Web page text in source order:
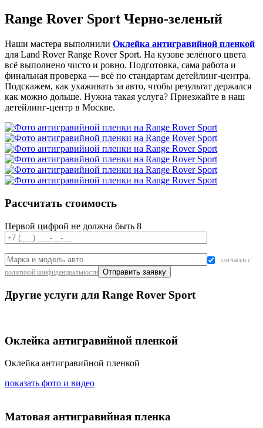
Range Rover Sport Черно-зеленый
Наши мастера выполнили Оклейка антигравийной пленкой
для Land Rover Range Rover Sport. На кузове зелёного цвета
всё выполнено чисто и ровно. Подготовка, сама работа и
финальная проверка — всё по стандартам детейлинг-центра.
Подскажем, как ухаживать за авто, чтобы результат держался
как можно дольше. Нужна такая услуга? Приезжайте в наш
детейлинг-центр в Москве.
Рассчитать стоимость
Первой цифрой не должна быть 8
согласен с
политикой конфиденциальности
Другие услуги для Range Rover Sport
Оклейка антигравийной пленкой
Оклейка антигравийной пленкой
показать фото и видео
Матовая антигравийная пленка